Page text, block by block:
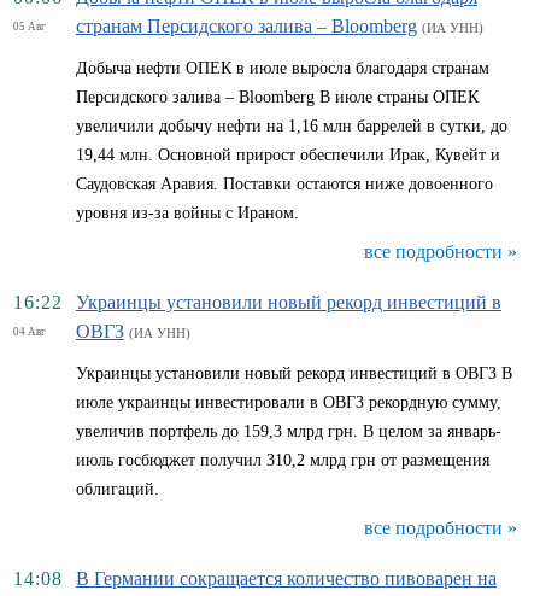
05 Авг
странам Персидского залива – Bloomberg (ИА УНН)
Добыча нефти ОПЕК в июле выросла благодаря странам
Персидского залива – Bloomberg В июле страны ОПЕК
увеличили добычу нефти на 1,16 млн баррелей в сутки, до
19,44 млн. Основной прирост обеспечили Ирак, Кувейт и
Саудовская Аравия. Поставки остаются ниже довоенного
уровня из-за войны с Ираном.
все подробности »
16:22
04 Авг
Украинцы установили новый рекорд инвестиций в
ОВГЗ (ИА УНН)
Украинцы установили новый рекорд инвестиций в ОВГЗ В
июле украинцы инвестировали в ОВГЗ рекордную сумму,
увеличив портфель до 159,3 млрд грн. В целом за январь-
июль госбюджет получил 310,2 млрд грн от размещения
облигаций.
все подробности »
14:08
В Германии сокращается количество пивоварен на